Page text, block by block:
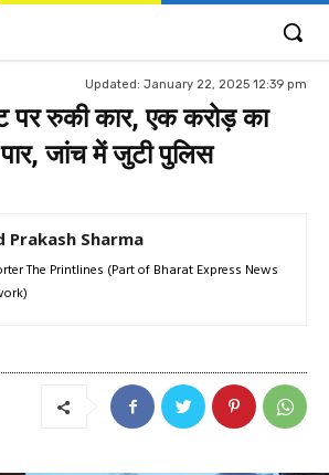
Updated: January 22, 2025 12:39 pm
पर रुकी कार, एक करोड़ का
जांच में जुटी पुलिस
Prakash Sharma
The Printlines (Part of Bharat Express News